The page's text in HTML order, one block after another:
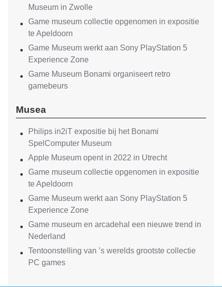
Museum in Zwolle
Game museum collectie opgenomen in expositie
te Apeldoorn
Game Museum werkt aan Sony PlayStation 5
Experience Zone
Game Museum Bonami organiseert retro
gamebeurs
Musea
Philips in2iT expositie bij het Bonami
SpelComputer Museum
Apple Museum opent in 2022 in Utrecht
Game museum collectie opgenomen in expositie
te Apeldoorn
Game Museum werkt aan Sony PlayStation 5
Experience Zone
Game museum en arcadehal een nieuwe trend in
Nederland
Tentoonstelling van ’s werelds grootste collectie
PC games